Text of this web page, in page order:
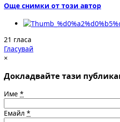
Още снимки от този автор
21 гласа
Гласувай
×
Докладвайте тази
Име *
Емайл *